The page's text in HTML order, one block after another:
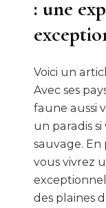
: une
Voici un
Avec ses
faune aussi
un paradis
sauvage.
vous vivrez
des plaines